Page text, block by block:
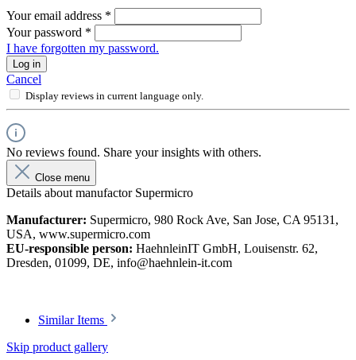
Your email address *
Your password *
I have forgotten my password.
Log in
Cancel
Display reviews in current language only.
No reviews found. Share your insights with others.
Close menu
Details about manufactor Supermicro
Manufacturer: Supermicro, 980 Rock Ave, San Jose, CA 95131,
USA, www.supermicro.com
EU-responsible person: HaehnleinIT GmbH, Louisenstr. 62,
Dresden, 01099, DE, info@haehnlein-it.com
Similar Items
Skip product gallery